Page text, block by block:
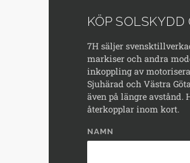
KÖP
7H säljer
markiser och andra
inkoppling av
Sjuhärad och Västra
även på längre avstånd.
återkopplar inom kort.
NAMN